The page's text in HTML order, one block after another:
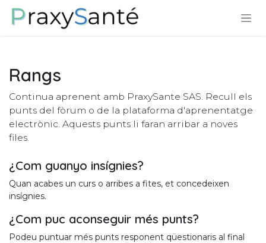
Skip to Content
Rangs
Continua aprenent amb PraxySante SAS. Recull els
punts del fòrum o de la plataforma d'aprenentatge
electrònic. Aquests punts li faran arribar a noves
files.
¿Com guanyo insígnies?
Quan acabes un curs o arribes a fites, et concedeixen
insígnies.
¿Com puc aconseguir més punts?
Podeu puntuar més punts responent qüestionaris al final